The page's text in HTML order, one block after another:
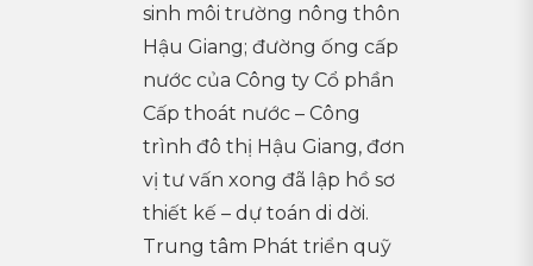
sinh môi trường nông thôn
Hậu Giang; đường ống cấp
nước của Công ty Cổ phần
Cấp thoát nước – Công
trình đô thị Hậu Giang, đơn
vị tư vấn xong đã lập hồ sơ
thiết kế – dự toán di dời.
Trung tâm Phát triển quỹ